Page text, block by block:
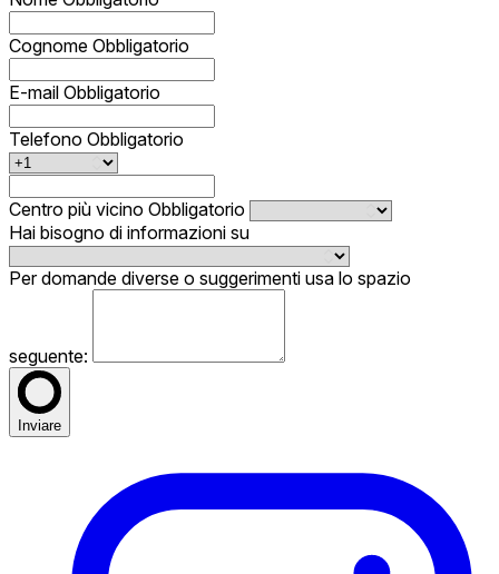
Cognome Obbligatorio
E-mail Obbligatorio
Telefono Obbligatorio
Centro più vicino Obbligatorio
Hai bisogno di informazioni su
Per domande diverse o suggerimenti usa lo spazio
seguente:
Inviare